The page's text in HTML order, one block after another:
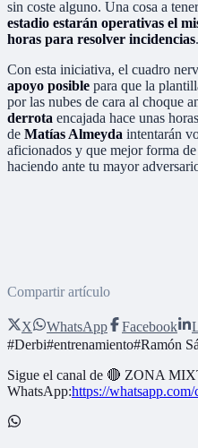
sin coste alguno. Una cosa a
estadio estarán operativas el
horas para resolver incidencias.
Con esta iniciativa, el cuadro
apoyo posible para que la
por las nubes de cara al choque
derrota encajada hace unas
de Matías Almeyda intentarán
aficionados y que mejor forma
haciendo ante tu mayor
Compartir artículo
X WhatsApp Facebook
#Derbi#entrenamiento#Ramón
Sigue el canal de 🔴 ZONA
WhatsApp:https://